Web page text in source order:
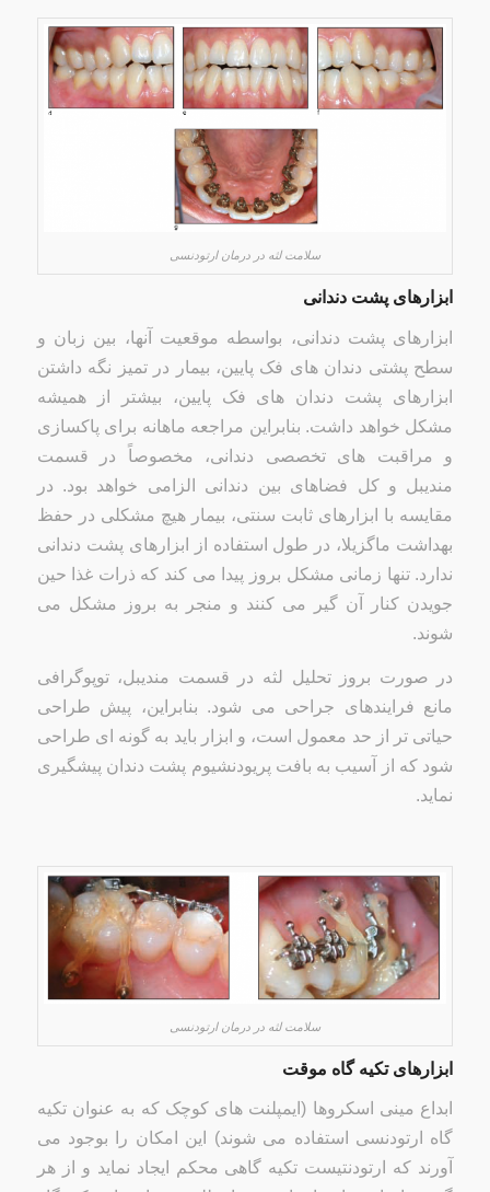
سلامت لثه در درمان ارتودنسی
ابزارهای پشت دندانی
ابزارهای پشت دندانی، بواسطه موقعیت آنها، بین زبان و
سطح پشتی دندان های فک پایین، بیمار در تمیز نگه داشتن
ابزارهای پشت دندان های فک پایین، بیشتر از همیشه
مشکل خواهد داشت. بنابراین مراجعه ماهانه برای پاکسازی
و مراقبت های تخصصی دندانی، مخصوصاً در قسمت
مندیبل و کل فضاهای بین دندانی الزامی خواهد بود. در
مقایسه با ابزارهای ثابت سنتی، بیمار هیچ مشکلی در حفظ
بهداشت ماگزیلا، در طول استفاده از ابزارهای پشت دندانی
ندارد. تنها زمانی مشکل بروز پیدا می کند که ذرات غذا حین
جویدن کنار آن گیر می کنند و منجر به بروز مشکل می
شوند.
در صورت بروز تحلیل لثه در قسمت مندیبل، توپوگرافی
مانع فرایندهای جراحی می شود. بنابراین، پیش طراحی
حیاتی تر از حد معمول است، و ابزار باید به گونه ای طراحی
شود که از آسیب به بافت پریودنشیوم پشت دندان پیشگیری
نماید.
سلامت لثه در درمان ارتودنسی
ابزارهای تکیه گاه موقت
ابداع مینی اسکروها (ایمپلنت های کوچک که به عنوان تکیه
گاه ارتودنسی استفاده می شوند) این امکان را بوجود می
آورند که ارتودنتیست تکیه گاهی محکم ایجاد نماید و از هر